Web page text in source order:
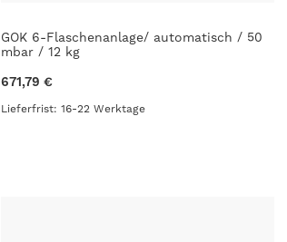
GOK 6-Flaschenanlage/ automatisch / 50
mbar / 12 kg
671,79 €
Lieferfrist: 16-22 Werktage